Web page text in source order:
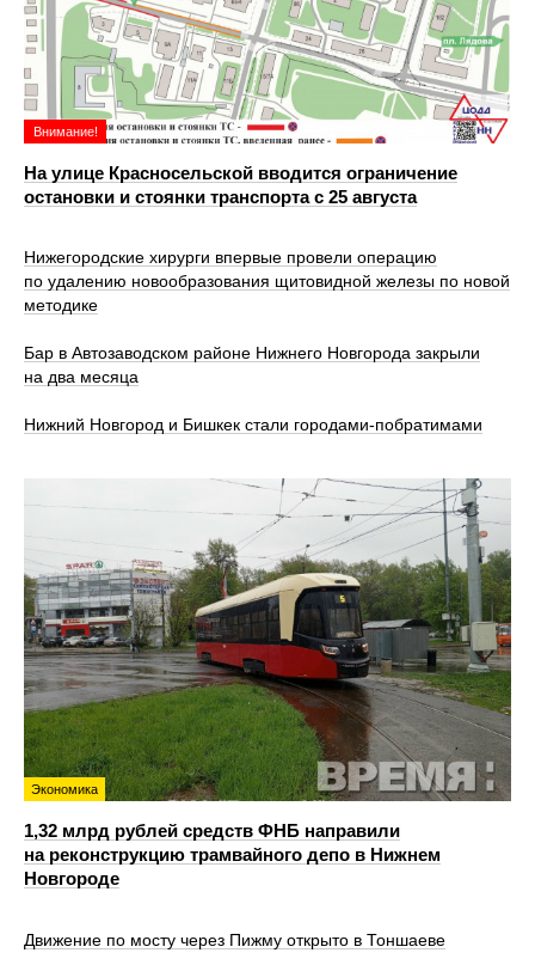
Внимание!
На улице Красносельской вводится ограничение
остановки и стоянки транспорта с 25 августа
Нижегородские хирурги впервые провели операцию
по удалению новообразования щитовидной железы по новой
методике
Бар в Автозаводском районе Нижнего Новгорода закрыли
на два месяца
Нижний Новгород и Бишкек стали городами-побратимами
Экономика
1,32 млрд рублей средств ФНБ направили
на реконструкцию трамвайного депо в Нижнем
Новгороде
Движение по мосту через Пижму открыто в Тоншаеве